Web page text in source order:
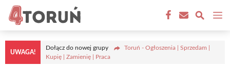
Przejdź
treści
UWAGA!
Dołącz do nowej grupy
Toruń - Ogłoszenia | Sprzedam |
Kupię | Zamienię | Praca